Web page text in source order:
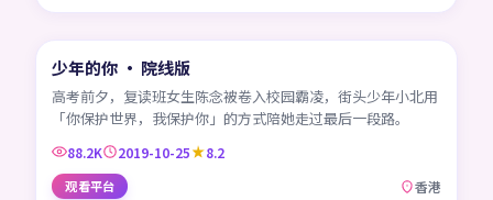
HK
少年的你 · 院线版
高考前夕，复读班女生陈念被卷入校园霸凌，街头少年小北用
「你保护世界，我保护你」的方式陪她走过最后一段路。
88.2K 2019-10-25 8.2
观看平台 香港